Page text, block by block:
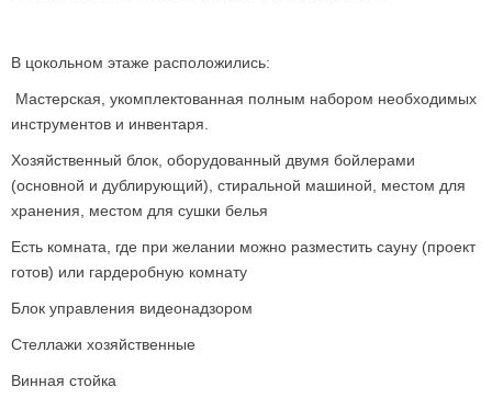
В цокольном этаже расположились:
Мастерская, укомплектованная полным набором необходимых
инструментов и инвентаря.
Хозяйственный блок, оборудованный двумя бойлерами
(основной и дублирующий), стиральной машиной, местом для
хранения, местом для сушки белья
Есть комната, где при желании можно разместить сауну (проект
готов) или гардеробную комнату
Блок управления видеонадзором
Стеллажи хозяйственные
Винная стойка